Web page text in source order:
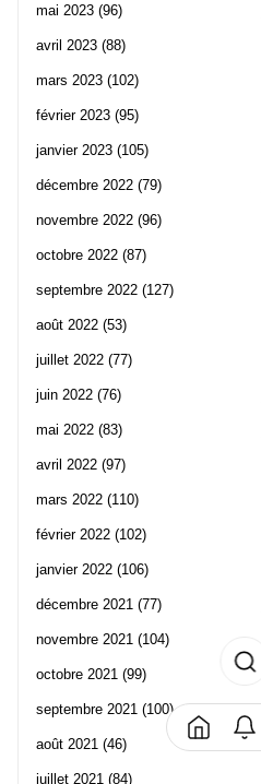
mai 2023 (96)
avril 2023 (88)
mars 2023 (102)
février 2023 (95)
janvier 2023 (105)
décembre 2022 (79)
novembre 2022 (96)
octobre 2022 (87)
septembre 2022 (127)
août 2022 (53)
juillet 2022 (77)
juin 2022 (76)
mai 2022 (83)
avril 2022 (97)
mars 2022 (110)
février 2022 (102)
janvier 2022 (106)
décembre 2021 (77)
novembre 2021 (104)
octobre 2021 (99)
septembre 2021 (100)
août 2021 (46)
juillet 2021 (84)